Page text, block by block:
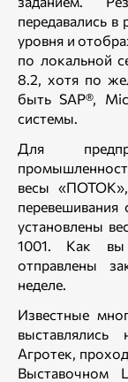
передавались в
уровня и
по локальной
8.2, хотя по
быть SAP®,
системы.
Для
весы «ПОТОК»,
установлены
1001. Как
отправлены
неделе.
Известные
Агротек,
Выставочном